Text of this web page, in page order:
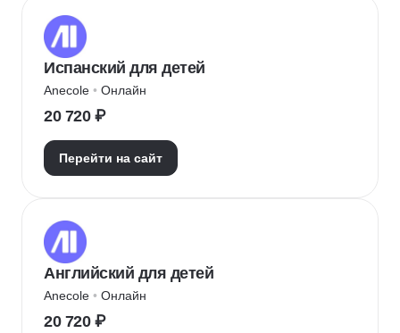
Испанский для детей
Anecole • Онлайн
20 720 ₽
Перейти на сайт
Английский для детей
Anecole • Онлайн
20 720 ₽